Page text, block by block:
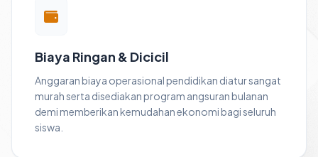
Biaya Ringan & Dicicil
Anggaran biaya operasional pendidikan diatur sangat
murah serta disediakan program angsuran bulanan
demi memberikan kemudahan ekonomi bagi seluruh
siswa.